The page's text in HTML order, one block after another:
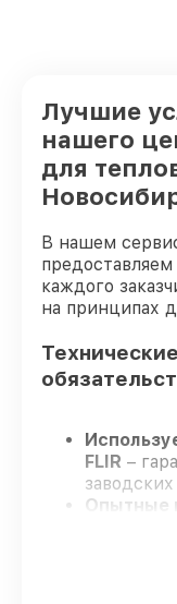
Лучшие
нашего
для
В нашем
каждого
на принципах
FLIR –
Опытные
жёсткий